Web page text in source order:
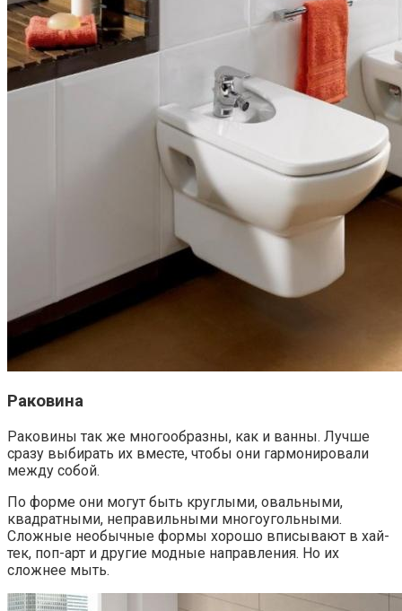
Раковина
Раковины так же многообразны, как и ванны. Лучше
сразу выбирать их вместе, чтобы они гармонировали
между собой.
По форме они могут быть круглыми, овальными,
квадратными, неправильными многоугольными.
Сложные необычные формы хорошо вписывают в хай-
тек, поп-арт и другие модные направления. Но их
сложнее мыть.